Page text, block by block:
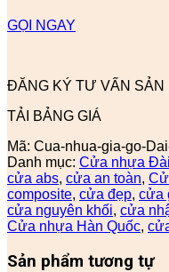
GỌI NGAY
ĐĂNG KÝ TƯ VẤN SẢN
TẢI BẢNG GIÁ
Mã: Cua-nhua-gia-go-
Danh mục: Cửa nhựa
cửa abs, cửa an toàn,
composite, cửa đẹp, cửa
cửa nguyên khối, cửa
Cửa nhựa Hàn Quốc,
Sản phẩm tương tự